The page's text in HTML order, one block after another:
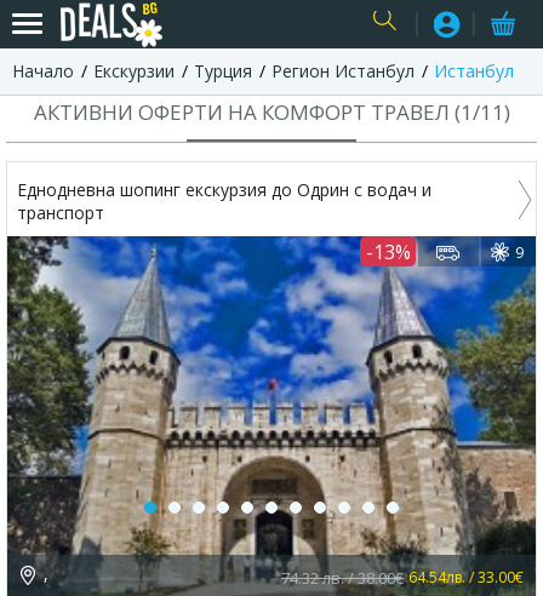
USER
Начало Екскурзии Турция Регион Истанбул Истанбул
АКТИВНИ ОФЕРТИ НА КОМФОРТ ТРАВЕЛ (1/11)
Еднодневна шопинг екскурзия до Одрин с водач и
транспорт
-13% 9
, 74.32 лв. / 38.00€ 64.54лв. / 33.00€